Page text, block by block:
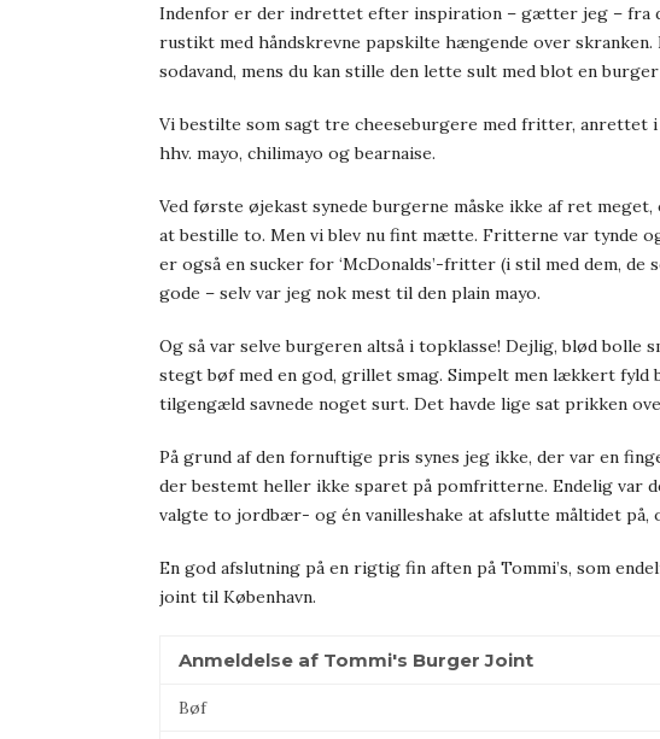
Indenfor er der indrettet efter inspiration – gætter jeg – fra
rustikt med håndskrevne papskilte hængende over
sodavand, mens du kan stille den lette sult med blot en
Vi bestilte som sagt tre cheeseburgere med fritter, anrettet
hhv. mayo, chilimayo og bearnaise.
Ved første øjekast synede burgerne måske ikke af ret
at bestille to. Men vi blev nu fint mætte. Fritterne var tynde
er også en sucker for ‘McDonalds’-fritter (i stil med dem, de
gode – selv var jeg nok mest til den plain mayo.
Og så var selve burgeren altså i topklasse! Dejlig, blød bolle
stegt bøf med en god, grillet smag. Simpelt men lækkert fyld
tilgengæld savnede noget surt. Det havde lige sat prikken
På grund af den fornuftige pris synes jeg ikke, der var en
der bestemt heller ikke sparet på pomfritterne. Endelig var
valgte to jordbær- og én vanilleshake at afslutte måltidet på,
En god afslutning på en rigtig fin aften på Tommi’s, som
joint til København.
Anmeldelse af Tommi's Burger Joint
Bøf